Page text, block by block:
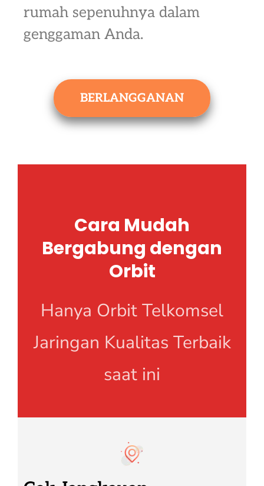
rumah sepenuhnya dalam
genggaman Anda.
BERLANGGANAN
Cara Mudah
Bergabung dengan
Orbit
Hanya Orbit Telkomsel
Jaringan Kualitas Terbaik
saat ini